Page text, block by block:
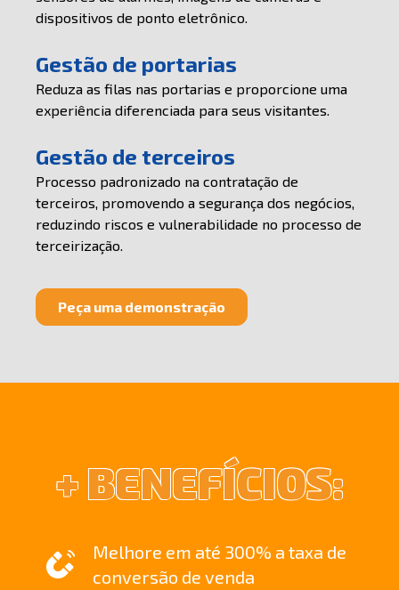
dispositivos de ponto eletrônico.
Gestão de portarias
Reduza as filas nas portarias e proporcione uma
experiência diferenciada para seus visitantes.
Gestão de terceiros
Processo padronizado na contratação de
terceiros, promovendo a segurança dos negócios,
reduzindo riscos e vulnerabilidade no processo de
terceirização.
Peça uma demonstração
+ BENEFÍCIOS:
Melhore em até 300% a taxa de
conversão de venda